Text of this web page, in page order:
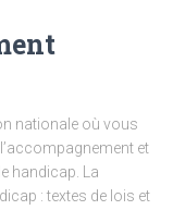
nationale où vous
et
handicap. La
: textes de lois et